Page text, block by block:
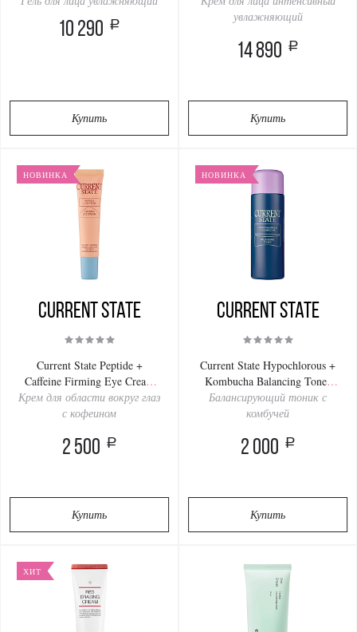
10 290 a
Купить
увлажняющий
14 890 a
Купить
НОВИНКА
Current State
Current State Peptide +
Caffeine Firming Eye Cream
15ml
Крем для области вокруг глаз
с кофеином
2 500 a
Купить
НОВИНКА
Current State
Current State Hypochlorous +
Kombucha Balancing Toner
120ml
Балансирующий тоник с
комбучей
2 000 a
Купить
ХИТ